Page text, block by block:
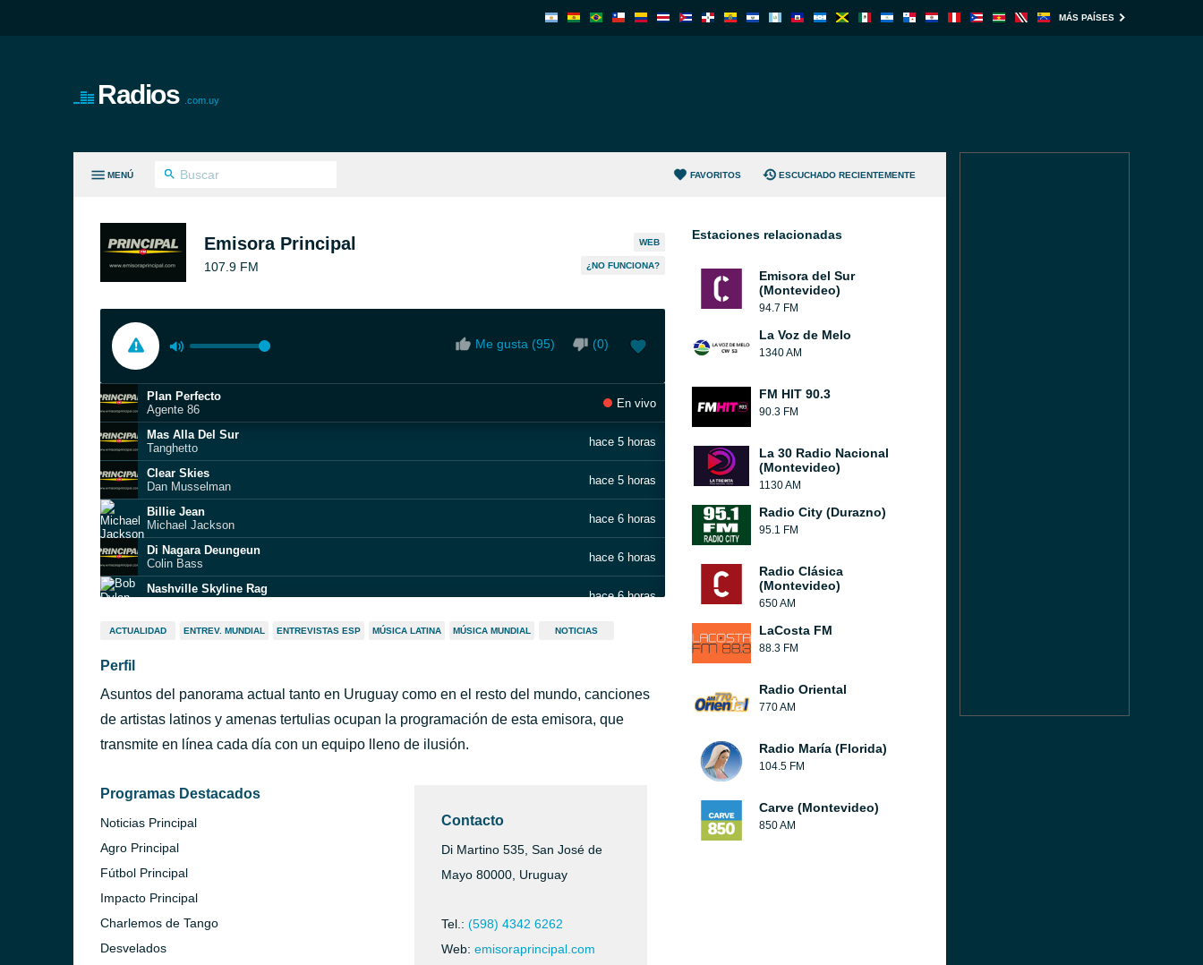
MÁS PAÍSES
Radios .com.uy
MENÚ FAVORITOS ESCUCHADO RECIENTEMENTE
Emisora Principal
107.9 FM
WEB
¿NO FUNCIONA?
Me gusta (95) (0)
Plan Perfecto
Agente 86
En vivo
Mas Alla Del Sur
Tanghetto
hace 5 horas
Clear Skies
Dan Musselman
hace 5 horas
Billie Jean
Michael Jackson
hace 6 horas
Di Nagara Deungeun
Colin Bass
hace 6 horas
Nashville Skyline Rag
hace 6 horas
Thriller - Single Version
hace 6 horas
Footloose
Kenny Loggins
Gotta Go Home - Club Mix
ACTUALIDAD ENTREV. MUNDIAL ENTREVISTAS ESP MÚSICA LATINA MÚSICA MUNDIAL NOTICIAS
Perfil
Asuntos del panorama actual tanto en Uruguay como en el resto del mundo, canciones
de artistas latinos y amenas tertulias ocupan la programación de esta emisora, que
transmite en línea cada día con un equipo lleno de ilusión.
Programas Destacados
Noticias Principal
Agro Principal
Fútbol Principal
Impacto Principal
Charlemos de Tango
Desvelados
Contacto
Di Martino 535, San José de
Mayo 80000, Uruguay
Tel.: (598) 4342 6262
Web: emisoraprincipal.com
Estaciones relacionadas
Emisora del Sur
(Montevideo)
94.7 FM
La Voz de Melo
1340 AM
FM HIT 90.3
90.3 FM
La 30 Radio Nacional
(Montevideo)
1130 AM
Radio City (Durazno)
95.1 FM
Radio Clásica
(Montevideo)
650 AM
LaCosta FM
88.3 FM
Radio Oriental
770 AM
Radio María (Florida)
104.5 FM
Carve (Montevideo)
850 AM